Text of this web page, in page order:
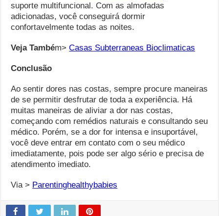
suporte multifuncional. Com as almofadas
adicionadas, você conseguirá dormir
confortavelmente todas as noites.
Veja Também>Casas Subterraneas Bioclimaticas
Conclusão
Ao sentir dores nas costas, sempre procure maneiras
de se permitir desfrutar de toda a experiência. Há
muitas maneiras de aliviar a dor nas costas,
começando com remédios naturais e consultando seu
médico. Porém, se a dor for intensa e insuportável,
você deve entrar em contato com o seu médico
imediatamente, pois pode ser algo sério e precisa de
atendimento imediato.
Via > Parentinghealthybabies